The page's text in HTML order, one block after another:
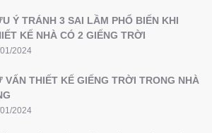
Ý TRÁNH 3 SAI LẦM PHỔ BIẾN KHI
KẾ NHÀ CÓ 2 GIẾNG TRỜI
2024
VẤN THIẾT KẾ GIẾNG TRỜI TRONG NHÀ
2024